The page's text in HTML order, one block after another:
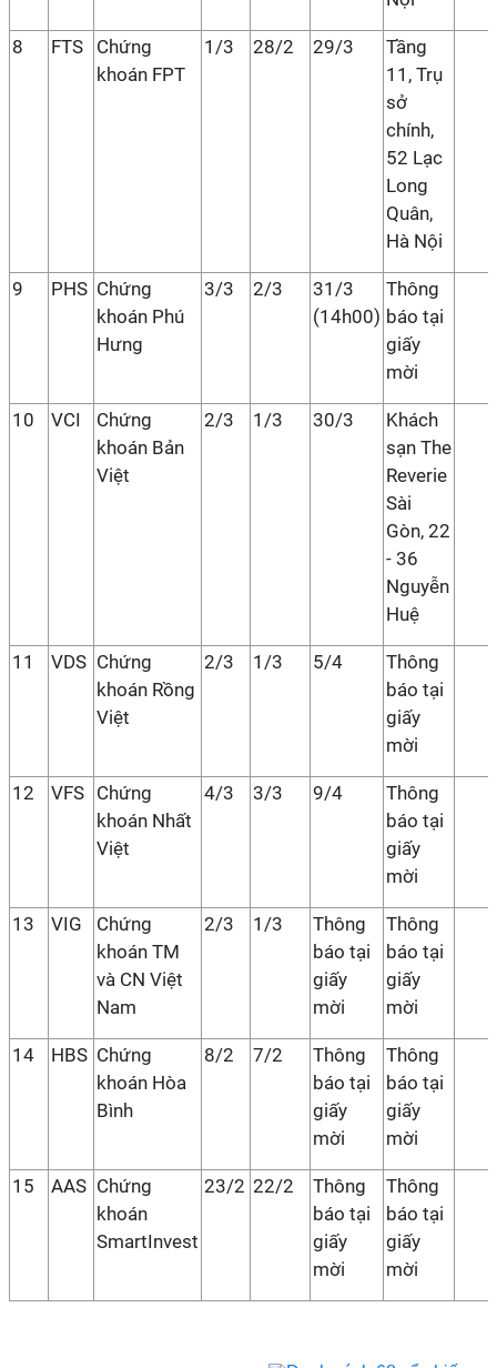
8 FTS
Chứng
khoán FPT
1/3 28/2 29/3
Tầng
11, Trụ
sở
chính,
52 Lạc
Long
Quân,
Hà Nội
9 PHS Chứng
khoán Phú
Hưng
3/3 2/3
31/3
(14h00)
Thông
báo tại
giấy
mời
10 VCI
Chứng
khoán Bản
Việt
2/3 1/3 30/3
Khách
sạn The
Reverie
Sài
Gòn, 22
- 36
Nguyễn
Huệ
11 VDS Chứng
khoán Rồng
Việt
2/3 1/3 5/4
Thông
báo tại
giấy
mời
12 VFS Chứng
khoán Nhất
Việt
4/3 3/3 9/4
Thông
báo tại
giấy
mời
13 VIG
Chứng
khoán TM
và CN Việt
Nam
2/3 1/3
Thông
báo tại
giấy
mời
Thông
báo tại
giấy
mời
14 HBS Chứng
khoán Hòa
Bình
8/2 7/2
Thông
báo tại
giấy
mời
Thông
báo tại
giấy
mời
15 AAS Chứng
khoán
SmartInvest
23/2 22/2
Thông
báo tại
giấy
mời
Thông
báo tại
giấy
mời